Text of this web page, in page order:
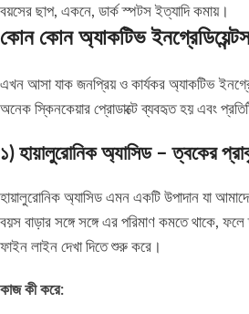
বয়সের ছাপ, একনে, ডার্ক স্পটস ইত্যাদি কমায়।
কোন কোন অ্যাকটিভ
এখন আসা যাক জনপ্রিয় ও কার্যকর অ্যাকটিভ
অনেক স্কিনকেয়ার প্রোডাক্টে ব্যবহৃত হয় এবং
১) হায়ালুরোনিক অ্যাসিড – ত্বকের
হায়ালুরোনিক অ্যাসিড এমন একটি উপাদান যা
বয়স বাড়ার সঙ্গে সঙ্গে এর পরিমাণ কমতে থাকে,
ফাইন লাইন দেখা দিতে শুরু করে।
কাজ কী করে: